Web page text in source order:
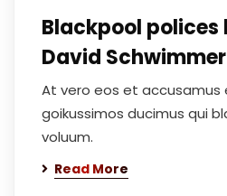
Blackpool polices
David Schwimmer
At vero eos et accusamus
goikussimos ducimus qui
voluum.
Read More